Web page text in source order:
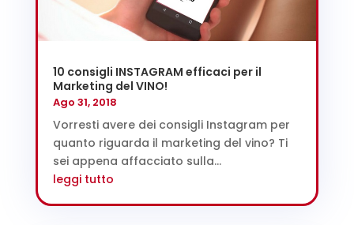
10 consigli INSTAGRAM efficaci per il
Marketing del VINO!
Ago 31, 2018
Vorresti avere dei consigli Instagram per
quanto riguarda il marketing del vino? Ti
sei appena affacciato sulla...
leggi tutto